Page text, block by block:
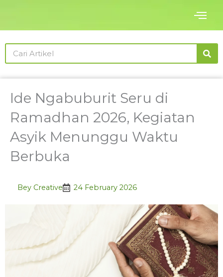
content
Search
Ide Ngabuburit Seru di
Ramadhan 2026, Kegiatan
Asyik Menunggu Waktu
Berbuka
Bey Creative 24 February 2026